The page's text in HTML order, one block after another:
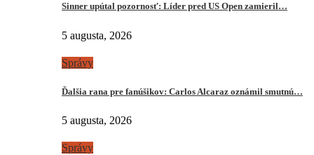
Sinner upútal pozornosť: Líder pred US Open zamieril…
5 augusta, 2026
Správy
Ďalšia rana pre fanúšikov: Carlos Alcaraz oznámil smutnú…
5 augusta, 2026
Správy